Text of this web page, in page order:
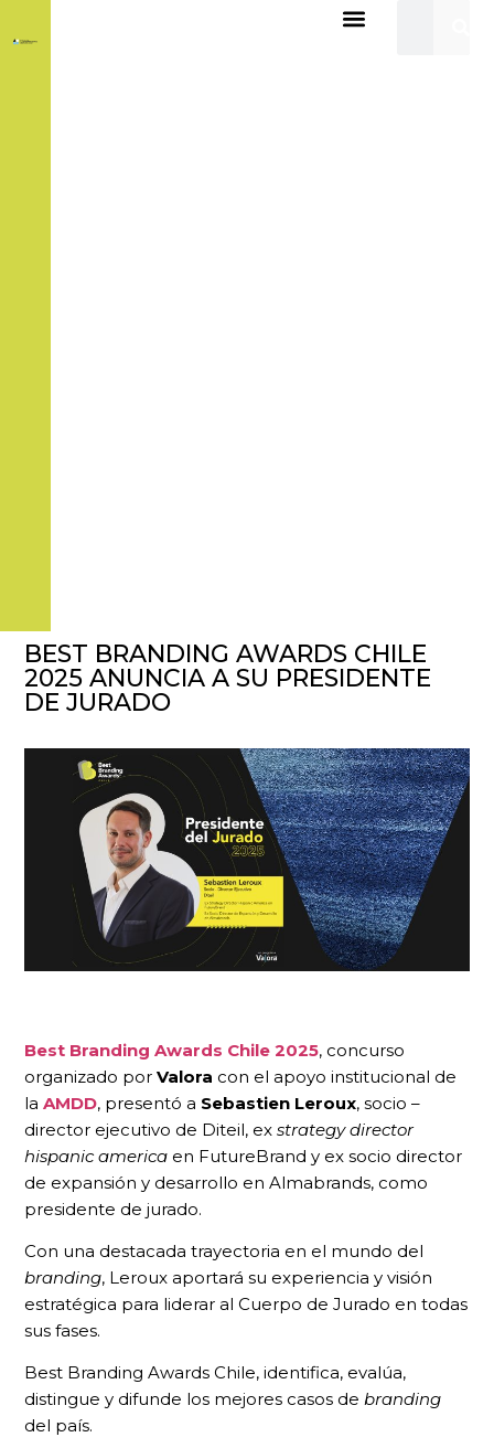
BEST BRANDING AWARDS CHILE
2025 ANUNCIA A SU PRESIDENTE
DE JURADO
Best Branding Awards Chile 2025, concurso
organizado por Valora con el apoyo institucional de
la AMDD, presentó a Sebastien Leroux, socio –
director ejecutivo de Diteil, ex strategy director
hispanic america en FutureBrand y ex socio director
de expansión y desarrollo en Almabrands, como
presidente de jurado.
Con una destacada trayectoria en el mundo del
branding, Leroux aportará su experiencia y visión
estratégica para liderar al Cuerpo de Jurado en todas
sus fases.
Best Branding Awards Chile, identifica, evalúa,
distingue y difunde los mejores casos de branding
del país.